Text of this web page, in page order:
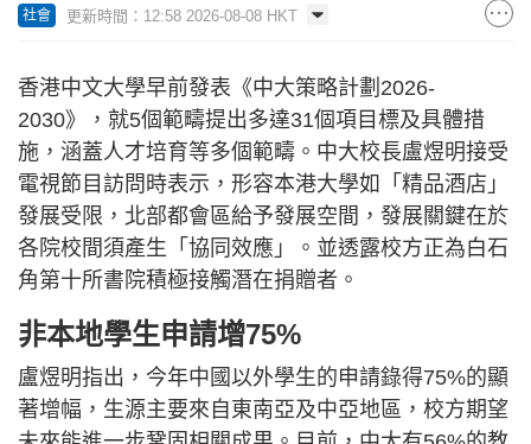
社會 更新時間：12:58 2026-08-08 HKT
香港中文大學早前發表《中大策略計劃2026-
2030》，就5個範疇提出多達31個項目標及具體措
施，涵蓋人才培育等多個範疇。中大校長盧煜明接受
電視節目訪問時表示，形容本港大學如「精品酒店」
發展受限，北部都會區給予發展空間，發展關鍵在於
各院校間須產生「協同效應」。並透露校方正為白石
角第十所書院積極接觸潛在捐贈者。
非本地學生申請增75%
盧煜明指出，今年中國以外學生的申請錄得75%的顯
著增幅，生源主要來自東南亞及中亞地區，校方期望